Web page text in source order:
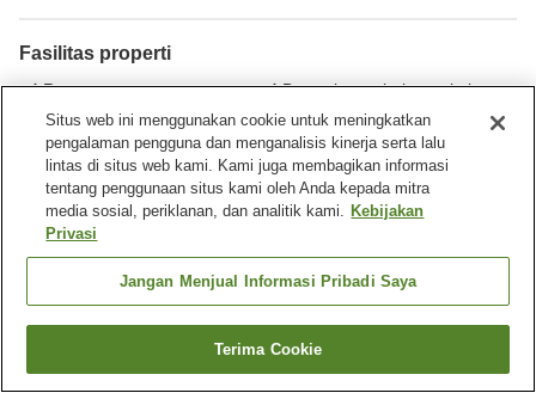
Fasilitas properti
Restoran
Benar-benar bebas rokok
Gymnasium
Kolam renang luar ruangan
Beranda Amerika Serikat Georgia
County Fulton
Hilton Atlanta
Cari kamar
Situs web ini menggunakan cookie untuk meningkatkan
pengalaman pengguna dan menganalisis kinerja serta lalu
lintas di situs web kami. Kami juga membagikan informasi
tentang penggunaan situs kami oleh Anda kepada mitra
media sosial, periklanan, dan analitik kami. Kebijakan
Privasi
Jangan Menjual Informasi Pribadi Saya
Terima Cookie